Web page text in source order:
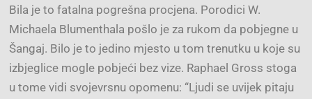
Bila je to fatalna pogrešna procjena. Porodici W.
Michaela Blumenthala pošlo je za rukom da pobjegne u
Šangaj. Bilo je to jedino mjesto u tom trenutku u koje su
izbjeglice mogle pobjeći bez vize. Raphael Gross stoga
u tome vidi svojevrsnu opomenu: “Ljudi se uvijek pitaju